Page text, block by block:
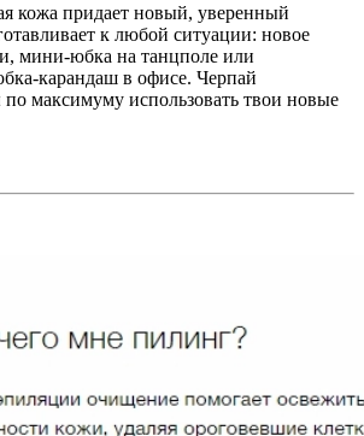
кожа придает новый, уверенный
к любой ситуации: новое
мини-юбка на танцполе или
карандаш в офисе. Черпай
максимуму использовать твои новые